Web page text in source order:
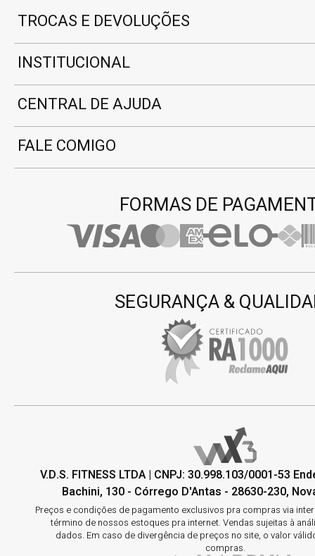
TROCAS E DEVOLUÇÕES
INSTITUCIONAL
CENTRAL DE AJUDA
FALE COMIGO
SEGURANÇA &
FORMAS DE
V.D.S. FITNESS LTDA | CNPJ: 30.998.103/0001-53
Bachini, 130 - Córrego D'Antas - 28630-230,
Preços e condições de pagamento exclusivos pra compras via
término de nossos estoques pra internet. Vendas sujeitas à
dados. Em caso de divergência de preços no site, o valor
compras.